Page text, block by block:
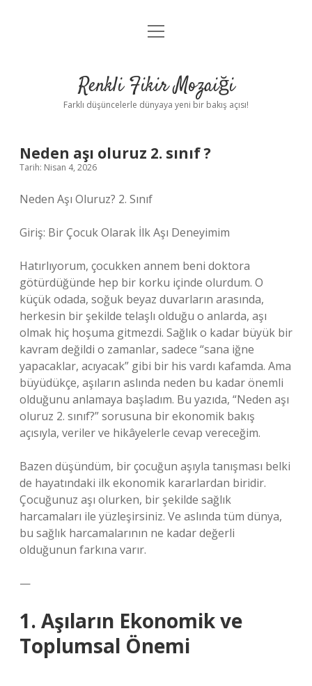
Anasayfa
Yasal Uyarı
menüyü
Renkli Fikir Mozaiği
Farklı düşüncelerle dünyaya yeni bir bakış açısı!
Neden aşı oluruz 2. sınıf ?
Tarih: Nisan 4, 2026
Neden Aşı Oluruz? 2. Sınıf
Giriş: Bir Çocuk Olarak İlk Aşı Deneyimim
Hatırlıyorum, çocukken annem beni doktora
götürdüğünde hep bir korku içinde olurdum. O
küçük odada, soğuk beyaz duvarların arasında,
herkesin bir şekilde telaşlı olduğu o anlarda, aşı
olmak hiç hoşuma gitmezdi. Sağlık o kadar büyük bir
kavram değildi o zamanlar, sadece “sana iğne
yapacaklar, acıyacak” gibi bir his vardı kafamda. Ama
büyüdükçe, aşıların aslında neden bu kadar önemli
olduğunu anlamaya başladım. Bu yazıda, “Neden aşı
oluruz 2. sınıf?” sorusuna bir ekonomik bakış
açısıyla, veriler ve hikâyelerle cevap vereceğim.
Bazen düşündüm, bir çocuğun aşıyla tanışması belki
de hayatındaki ilk ekonomik kararlardan biridir.
Çocuğunuz aşı olurken, bir şekilde sağlık
harcamaları ile yüzleşirsiniz. Ve aslında tüm dünya,
bu sağlık harcamalarının ne kadar değerli
olduğunun farkına varır.
—
1. Aşıların Ekonomik ve
Toplumsal Önemi